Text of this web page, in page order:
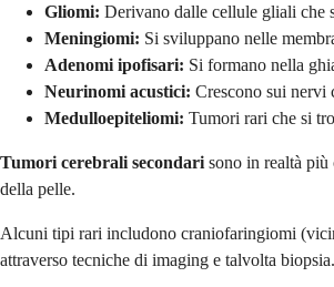
Gliomi: Derivano dalle cellule gliali che
Meningiomi: Si sviluppano nelle
Adenomi ipofisari: Si formano nella
Neurinomi acustici: Crescono sui
Medulloepiteliomi: Tumori rari che si
Tumori cerebrali secondari sono in realtà
della pelle.
Alcuni tipi rari includono craniofaringiomi
attraverso tecniche di imaging e talvolta biopsia.